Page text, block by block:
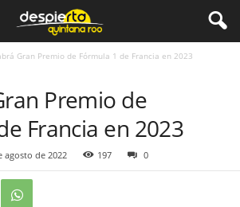
Gran Premio de Fórmula 1 de Francia en 2023
Premio de
Francia en 2023
agosto de 2022 197 0